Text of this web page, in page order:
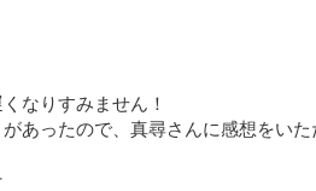
なりすみません！
あったので、真尋さんに感想をいた